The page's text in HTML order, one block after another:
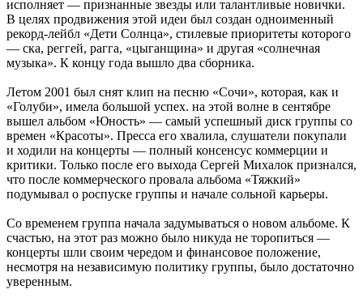
исполняет — признанные звезды или талантливые новички.
В целях продвижения этой идеи был создан одноименный
рекорд-лейбл «Дети Солнца», стилевые приоритеты которого
— ска, реггей, рагга, «цыганщина» и другая «солнечная
музыка». К концу года вышло два сборника.
Летом 2001 был снят клип на песню «Сочи», которая, как и
«Голуби», имела большой успех. на этой волне в сентябре
вышел альбом «Юность» — самый успешный диск группы со
времен «Красоты». Пресса его хвалила, слушатели покупали
и ходили на концерты — полный консенсус коммерции и
критики. Только после его выхода Сергей Михалок признался,
что после коммерческого провала альбома «Тяжкий»
подумывал о роспуске группы и начале сольной карьеры.
Со временем группа начала задумываться о новом альбоме. К
счастью, на этот раз можно было никуда не торопиться —
концерты шли своим чередом и финансовое положение,
несмотря на независимую политику группы, было достаточно
уверенным.